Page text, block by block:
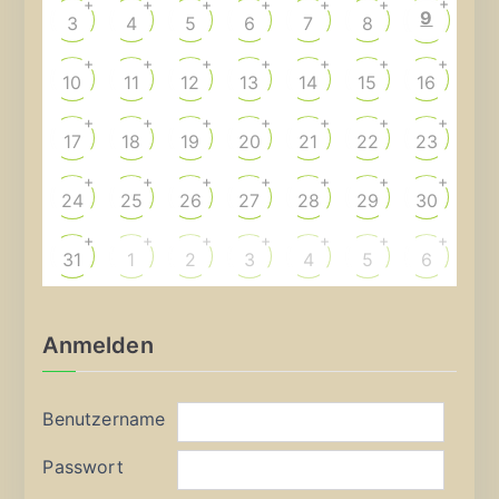
3
+
4
+
5
+
6
+
7
+
8
+
9
10
+
11
+
12
+
13
+
14
+
15
+
16
+
17
+
18
+
19
+
20
+
21
+
22
+
23
+
24
+
25
+
26
+
27
+
28
+
29
+
30
+
31
+
1
+
2
+
3
+
4
+
5
+
6
+
Anmelden
Benutzername
Passwort